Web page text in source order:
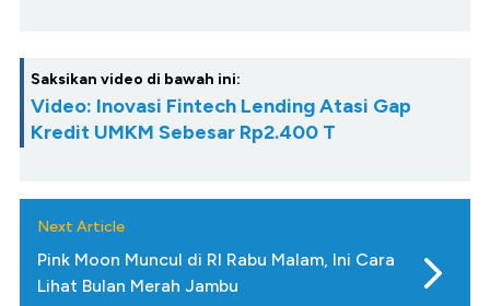
Saksikan video di bawah ini:
Video: Inovasi Fintech Lending Atasi Gap
Kredit UMKM Sebesar Rp2.400 T
Next Article
Pink Moon Muncul di RI Rabu Malam, Ini Cara
Lihat Bulan Merah Jambu